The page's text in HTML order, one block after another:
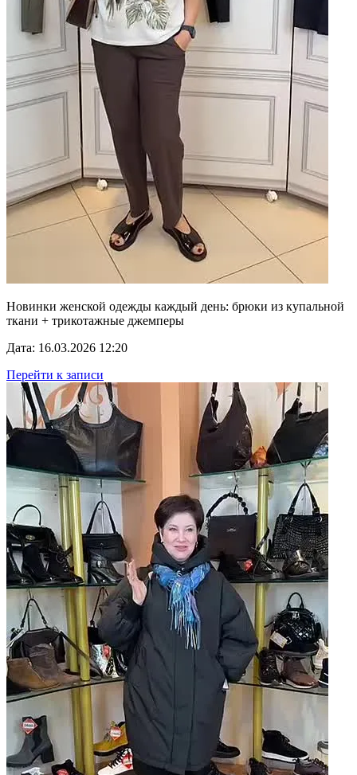
Новинки женской одежды каждый день: брюки из купальной
ткани + трикотажные джемперы
Дата: 16.03.2026 12:20
Перейти к записи